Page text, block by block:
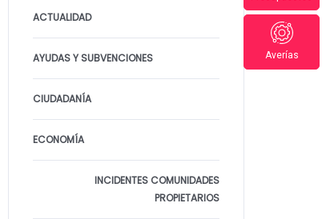
Averías
ACTUALIDAD
AYUDAS Y SUBVENCIONES
CIUDADANÍA
ECONOMÍA
INCIDENTES COMUNIDADES
PROPIETARIOS